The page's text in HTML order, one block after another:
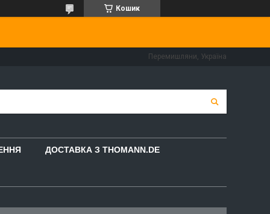
Кошик
Перемишляни, Україна
ДОСТАВКА З THOMANN.DE